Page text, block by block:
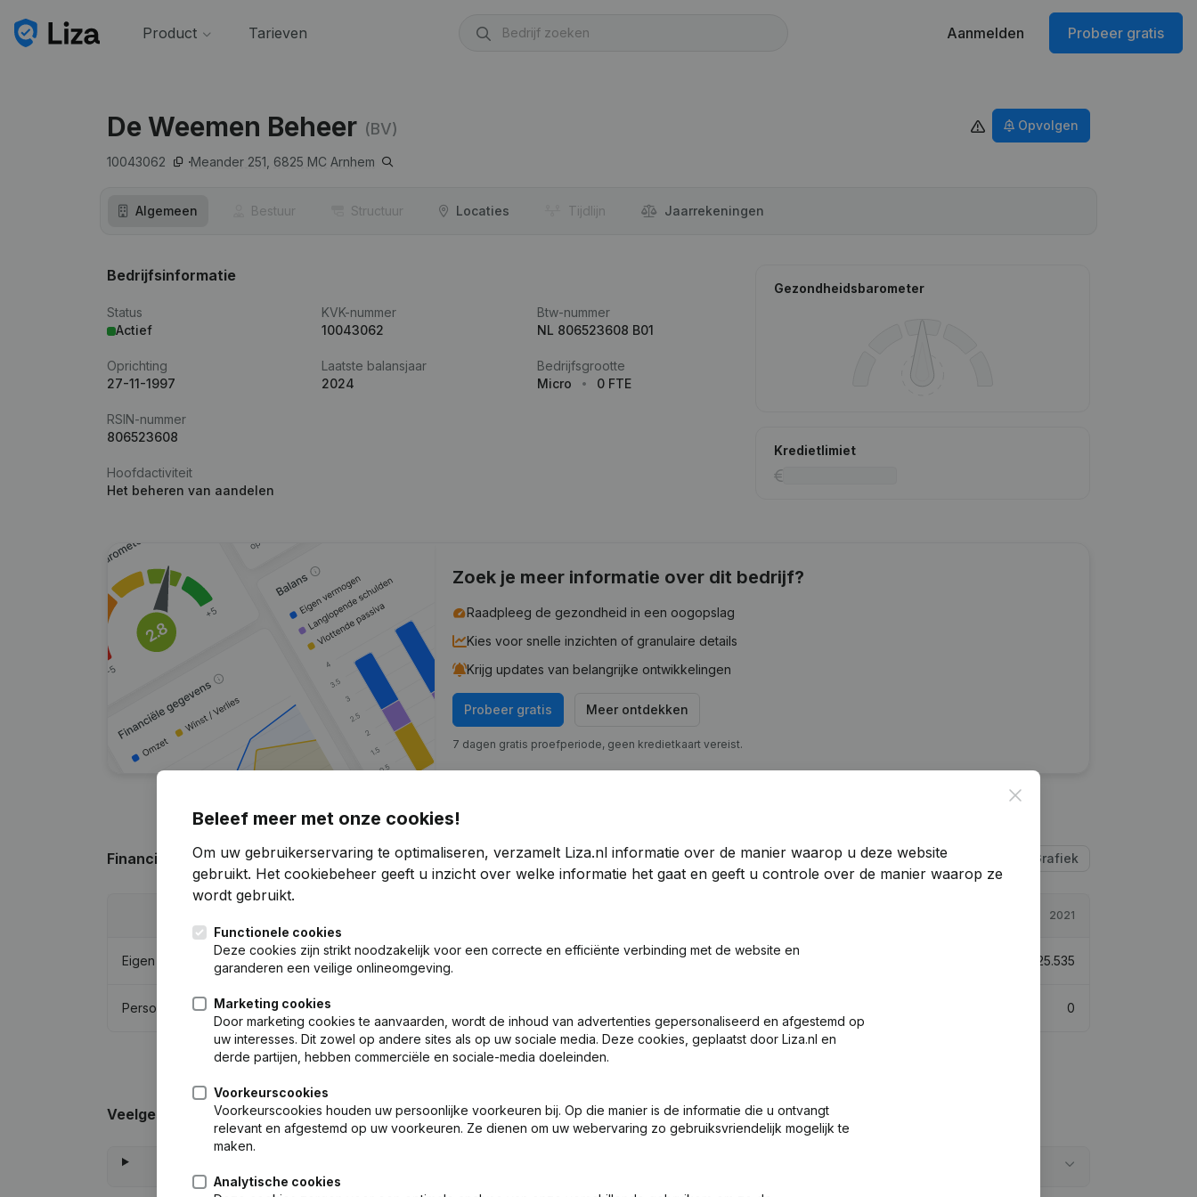
Product Tarieven Aanmelden Probeer gratis
De Weemen Beheer (BV)
10043062 Meander 251, 6825 MC Arnhem
Opvolgen
Algemeen Bestuur Structuur Locaties Tijdlijn Jaar­rekeningen
Bedrijfsinformatie
Status
Actief
KVK-nummer
10043062
Btw-nummer
NL 806523608 B01
Oprichting
27-11-1997
Laatste balansjaar
2024
Bedrijfsgrootte
Micro
0 FTE
RSIN-nummer
806523608
Hoofdactiviteit
Het beheren van aandelen
Gezondheidsbarometer
Kredietlimiet
Zoek je meer informatie over dit bedrijf?
Raadpleeg de gezondheid in een oogopslag
Kies voor snelle inzichten of granulaire details
Krijg updates van belangrijke ontwikkelingen
Probeer gratis Meer ontdekken
7 dagen gratis proefperiode, geen kredietkaart vereist.
Financiële gegevensvan De Weemen Beheer Grafiek
2021
Eigen vermogen 249.721 2,54% 225.535
Personeel 0
Veelgestelde vragen
Close
Beleef meer met onze cookies!
Om uw gebruikerservaring te optimaliseren, verzamelt Liza.nl informatie over de manier waarop u deze website
gebruikt. Het cookiebeheer geeft u inzicht over welke informatie het gaat en geeft u controle over de manier waarop ze
wordt gebruikt.
Functionele cookies
Deze cookies zijn strikt noodzakelijk voor een correcte en efficiënte verbinding met de website en
garanderen een veilige onlineomgeving.
Marketing cookies
Door marketing cookies te aanvaarden, wordt de inhoud van advertenties gepersonaliseerd en afgestemd op
uw interesses. Dit zowel op andere sites als op uw sociale media. Deze cookies, geplaatst door Liza.nl en
derde partijen, hebben commerciële en sociale-media doeleinden.
Voorkeurscookies
Voorkeurscookies houden uw persoonlijke voorkeuren bij. Op die manier is de informatie die u ontvangt
relevant en afgestemd op uw voorkeuren. Ze dienen om uw webervaring zo gebruiksvriendelijk mogelijk te
maken.
Analytische cookies